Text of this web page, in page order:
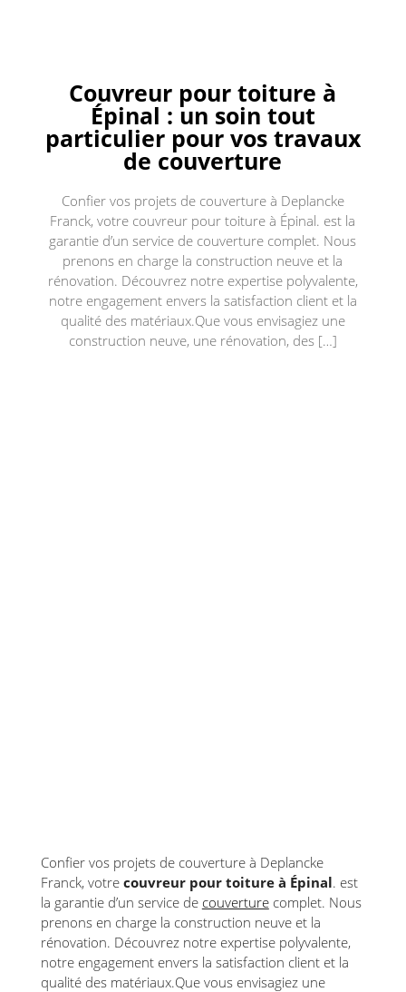
Couvreur pour toiture à
Épinal : un soin tout
particulier pour vos travaux
de couverture
Confier vos projets de couverture à Deplancke
Franck, votre couvreur pour toiture à Épinal. est la
garantie d’un service de couverture complet. Nous
prenons en charge la construction neuve et la
rénovation. Découvrez notre expertise polyvalente,
notre engagement envers la satisfaction client et la
qualité des matériaux.Que vous envisagiez une
construction neuve, une rénovation, des […]
Confier vos projets de couverture à Deplancke
Franck, votre couvreur pour toiture à Épinal. est
la garantie d’un service de couverturecomplet. Nous
prenons en charge la construction neuve et la
rénovation. Découvrez notre expertise polyvalente,
notre engagement envers la satisfaction client et la
qualité des matériaux.Que vous envisagiez une